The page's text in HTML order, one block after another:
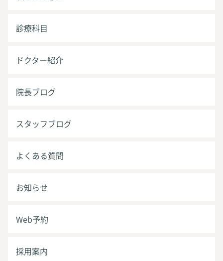
診療科目
ドクター紹介
院長ブログ
スタッフブログ
よくある質問
お知らせ
Web予約
採用案内